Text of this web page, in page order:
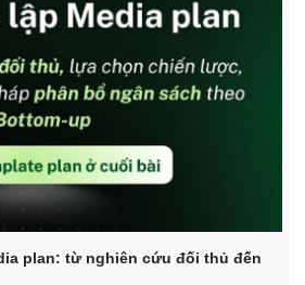
Quân sự - Quốc phòng
Vũ khí
Việt Nam
Phân tích
plan: từ nghiên cứu đối thủ đến